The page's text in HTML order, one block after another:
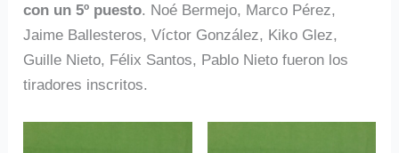
con un 5º puesto. Noé Bermejo, Marco Pérez,
Jaime Ballesteros, Víctor González, Kiko Glez,
Guille Nieto, Félix Santos, Pablo Nieto fueron los
tiradores inscritos.